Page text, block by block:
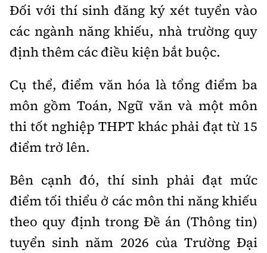
Đối với thí sinh đăng ký xét tuyển vào
các ngành năng khiếu, nhà trường quy
định thêm các điều kiện bắt buộc.
Cụ thể, điểm văn hóa là tổng điểm ba
môn gồm Toán, Ngữ văn và một môn
thi tốt nghiệp THPT khác phải đạt từ 15
điểm trở lên.
Bên cạnh đó, thí sinh phải đạt mức
điểm tối thiểu ở các môn thi năng khiếu
theo quy định trong Đề án (Thông tin)
tuyển sinh năm 2026 của Trường Đại